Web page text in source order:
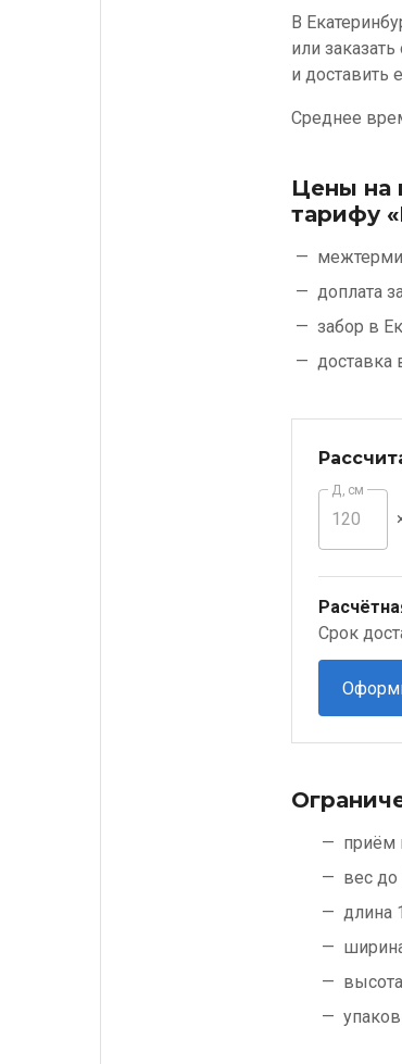
В
или
и доставить
Среднее
Цены на
тарифу
доплата
забор в
доставка
Д, см
Срок
приём
вес до
длина